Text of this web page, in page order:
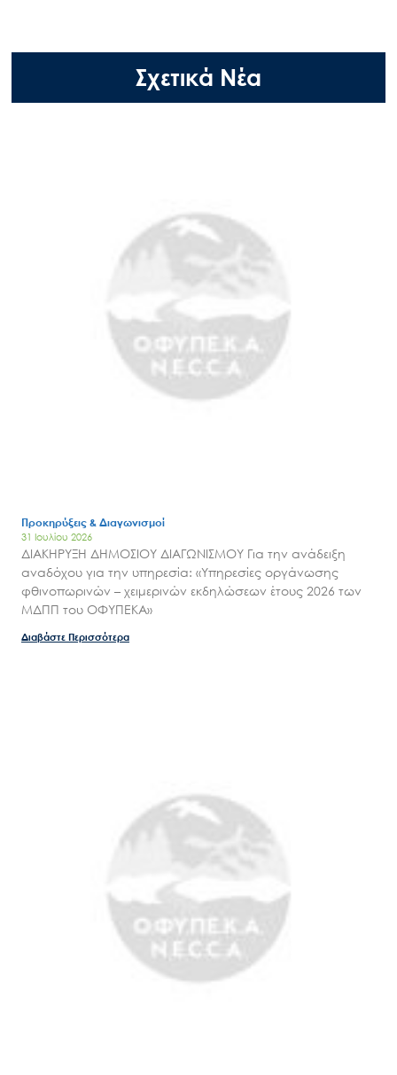
Search
for:
Επικοινωνία
Σχετικά Νέα
Προκηρύξεις & Διαγωνισμοί
31 Ιουλίου 2026
ΔΙΑΚΗΡΥΞΗ ΔΗΜΟΣΙΟΥ ΔΙΑΓΩΝΙΣΜΟΥ Για την ανάδειξη
αναδόχου για την υπηρεσία: «Υπηρεσίες οργάνωσης
φθινοπωρινών – χειμερινών εκδηλώσεων έτους 2026 των
ΜΔΠΠ του ΟΦΥΠΕΚΑ»
Διαβάστε Περισσότερα